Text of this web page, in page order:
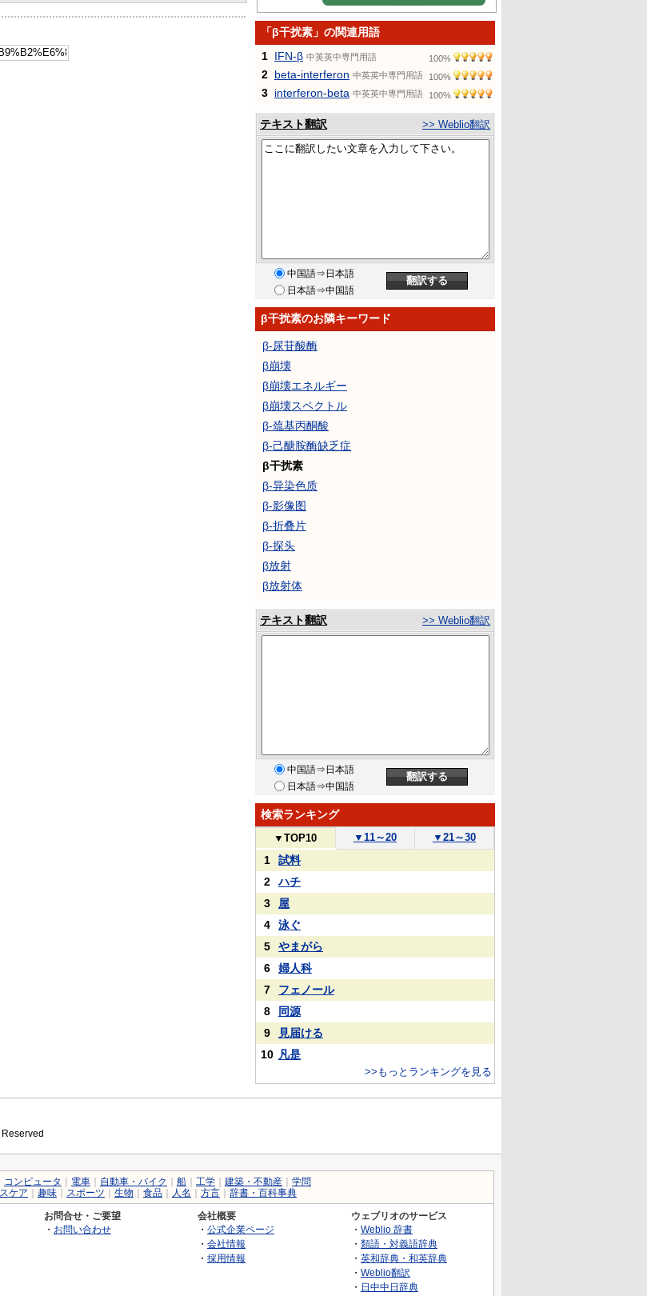
「β干扰素」の関連用語
1 IFN-β 中英英中専門用語 100%
2 beta-interferon 中英英中専門用語 100%
3 interferon-beta 中英英中専門用語 100%
テキスト翻訳 >> Weblio翻訳
中国語⇒日本語
日本語⇒中国語
β干扰素のお隣キーワード
β-尿苷酸酶
β崩壊
β崩壊エネルギー
β崩壊スペクトル
β-巯基丙酮酸
β-己醣胺酶缺乏症
β干扰素
β-异染色质
β-影像图
β-折叠片
β-探头
β放射
β放射体
テキスト翻訳 >> Weblio翻訳
中国語⇒日本語
日本語⇒中国語
検索ランキング
▼ TOP10 ▼ 11～20 ▼ 21～30
1
試料
2
ハチ
3
屋
4
泳ぐ
5
やまがら
6
婦人科
7
フェノール
8
同源
9
見届ける
10 凡是
>>もっとランキングを見る
コンピュータ 電車 自動車・バイク 船 工学 建築・不動産
学問
ケア 趣味 スポーツ 生物 食品 人名 方言 辞書・百科事典
お問合せ・ご要望
・ お問い合わせ
会社概要
・ 公式企業ページ
・ 会社情報
・ 採用情報
ウェブリオのサービス
・ Weblio 辞書
・ 類語・対義語辞典
・ 英和辞典・和英辞典
・ Weblio翻訳
・ 日中中日辞典